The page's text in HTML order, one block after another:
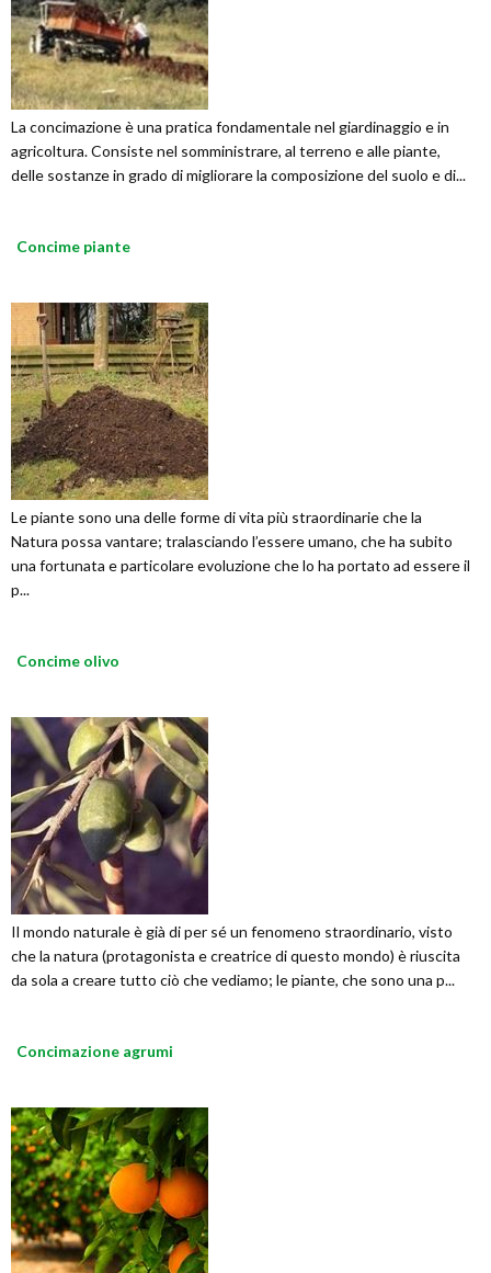
La concimazione è una pratica fondamentale nel giardinaggio e in
agricoltura. Consiste nel somministrare, al terreno e alle piante,
delle sostanze in grado di migliorare la composizione del suolo e di...
Concime piante
Le piante sono una delle forme di vita più straordinarie che la
Natura possa vantare; tralasciando l’essere umano, che ha subito
una fortunata e particolare evoluzione che lo ha portato ad essere il
p...
Concime olivo
Il mondo naturale è già di per sé un fenomeno straordinario, visto
che la natura (protagonista e creatrice di questo mondo) è riuscita
da sola a creare tutto ciò che vediamo; le piante, che sono una p...
Concimazione agrumi